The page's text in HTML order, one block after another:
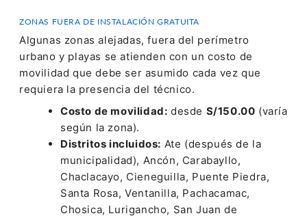
ZONAS FUERA DE INSTALACIÓN GRATUITA
Algunas zonas alejadas, fuera del perímetro
urbano y playas se atienden con un costo de
movilidad que debe ser asumido cada vez que
requiera la presencia del técnico.
Costo de movilidad: desde S/150.00 (varía
según la zona).
Distritos incluidos: Ate (después de la
municipalidad), Ancón, Carabayllo,
Chaclacayo, Cieneguilla, Puente Piedra,
Santa Rosa, Ventanilla, Pachacamac,
Chosica, Lurigancho, San Juan de